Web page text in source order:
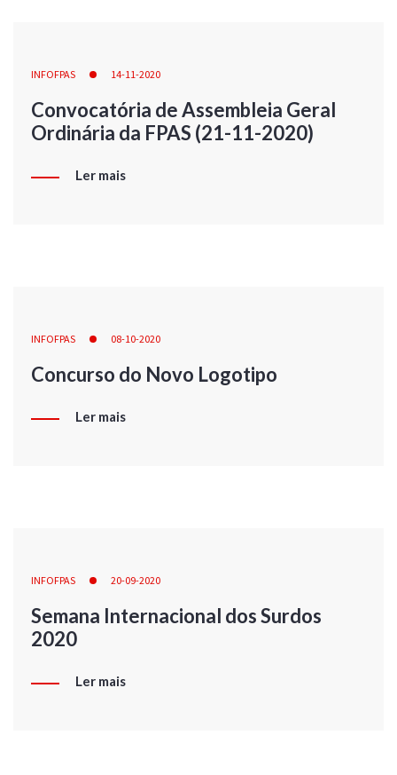
INFOFPAS 14-11-2020
Convocatória de Assembleia Geral
Ordinária da FPAS (21-11-2020)
Ler mais
INFOFPAS 08-10-2020
Concurso do Novo Logotipo
Ler mais
INFOFPAS 20-09-2020
Semana Internacional dos Surdos
2020
Ler mais